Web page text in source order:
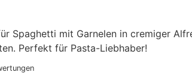
Spaghetti mit Garnelen in cremiger
Perfekt für Pasta-Liebhaber!